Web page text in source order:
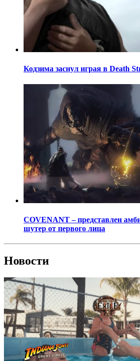
Кодзима заснул играя в Death
COVENANT – представлен
шутер от первого лица
Новости